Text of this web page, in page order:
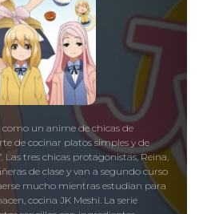
un anime de chicas de
de cocinar platos simples y de
Las tres chicas protagonistas, Reina,
de clase y van a segundo curso
mucho mientras estudian para
cocina JK Meshi. La serie